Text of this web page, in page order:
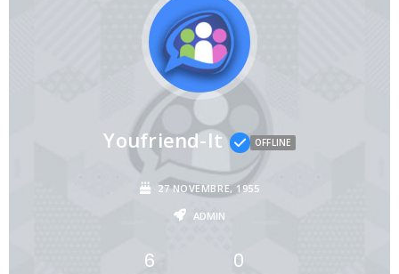
Youfriend-It OFFLINE
27 NOVEMBRE, 1955
ADMIN
6 0